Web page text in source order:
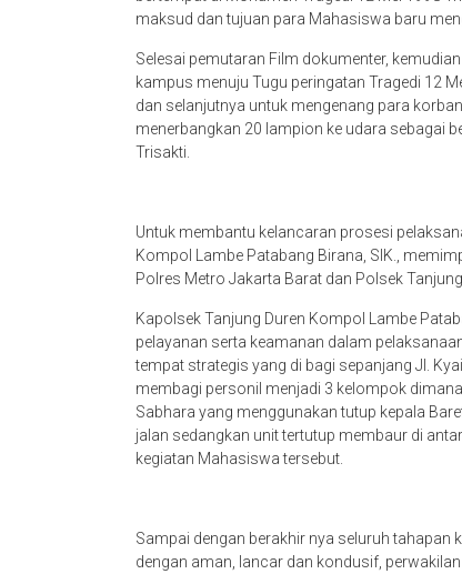
maksud dan tujuan para Mahasiswa baru
Selesai pemutaran Film dokumenter,
kampus menuju Tugu peringatan Tragedi 12
dan selanjutnya untuk mengenang para
menerbangkan 20 lampion ke udara sebagai
Trisakti.
Untuk membantu kelancaran prosesi
Kompol Lambe Patabang Birana, SIK.,
Polres Metro Jakarta Barat dan Polsek
Kapolsek Tanjung Duren Kompol Lambe
pelayanan serta keamanan dalam
tempat strategis yang di bagi sepanjang Jl.
membagi personil menjadi 3 kelompok
Sabhara yang menggunakan tutup kepala
jalan sedangkan unit tertutup membaur di
kegiatan Mahasiswa tersebut.
Sampai dengan berakhir nya seluruh tahapan
dengan aman, lancar dan kondusif,